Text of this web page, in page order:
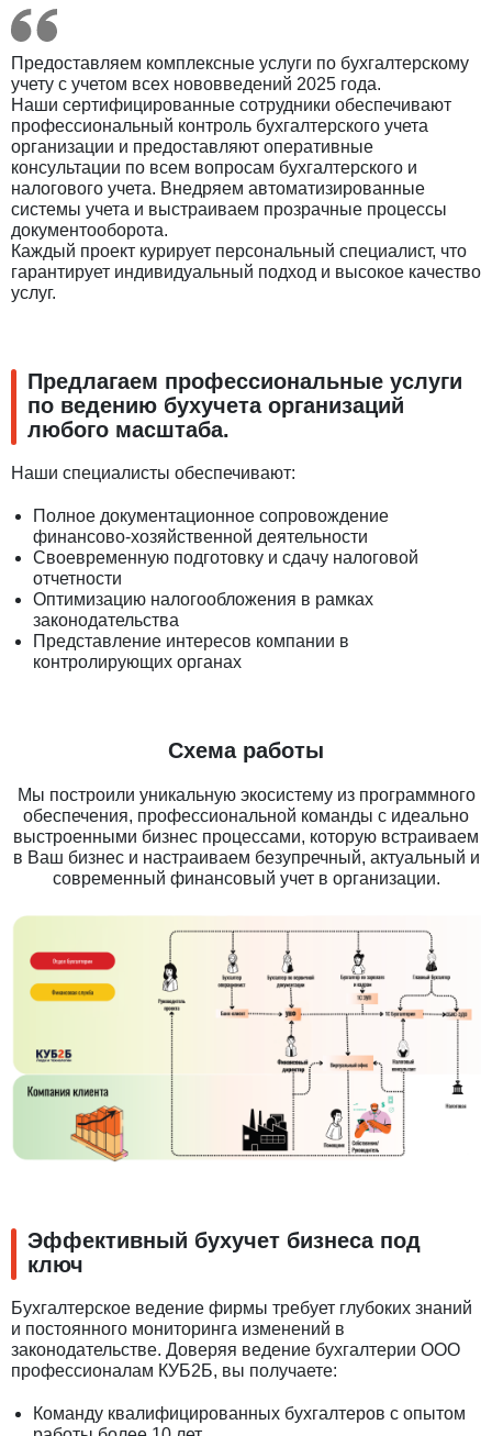
Предоставляем комплексные услуги по бухгалтерскому
учету с учетом всех нововведений 2025 года.
Наши сертифицированные сотрудники обеспечивают
профессиональный контроль бухгалтерского учета
организации и предоставляют оперативные
консультации по всем вопросам бухгалтерского и
налогового учета. Внедряем автоматизированные
системы учета и выстраиваем прозрачные процессы
документооборота.
Каждый проект курирует персональный специалист, что
гарантирует индивидуальный подход и высокое качество
услуг.
Предлагаем профессиональные услуги
по ведению бухучета организаций
любого масштаба.
Наши специалисты обеспечивают:
Полное документационное сопровождение
финансово-хозяйственной деятельности
Своевременную подготовку и сдачу налоговой
отчетности
Оптимизацию налогообложения в рамках
законодательства
Представление интересов компании в
контролирующих органах
Схема работы
Мы построили уникальную экосистему из программного
обеспечения, профессиональной команды с идеально
выстроенными бизнес процессами, которую встраиваем
в Ваш бизнес и настраиваем безупречный, актуальный и
современный финансовый учет в организации.
Эффективный бухучет бизнеса под
ключ
Бухгалтерское ведение фирмы требует глубоких знаний
и постоянного мониторинга изменений в
законодательстве. Доверяя ведение бухгалтерии ООО
профессионалам КУБ2Б, вы получаете:
Команду квалифицированных бухгалтеров с опытом